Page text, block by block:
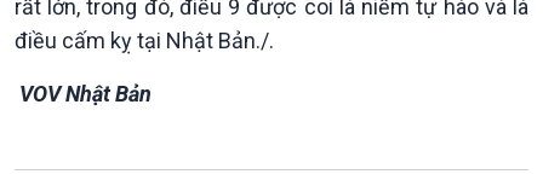
Văn hoá & Du lịch
Tin Văn hoá & Du lịch
Câu chuyện Thể thao
Multimedia
rất lớn, trong đó, điều 9 được coi là niềm tự hào và là
điều cấm kỵ tại Nhật Bản./.
VOV Nhật Bản